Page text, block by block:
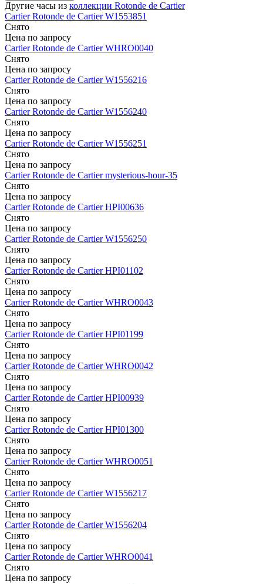
Другие часы из коллекции Rotonde de Cartier
CartierRotonde de CartierW1553851
Снято
Цена по запросу
CartierRotonde de CartierWHRO0040
Снято
Цена по запросу
CartierRotonde de CartierW1556216
Снято
Цена по запросу
CartierRotonde de CartierW1556240
Снято
Цена по запросу
CartierRotonde de CartierW1556251
Снято
Цена по запросу
CartierRotonde de Cartiermysterious-hour-35
Снято
Цена по запросу
CartierRotonde de CartierHPI00636
Снято
Цена по запросу
CartierRotonde de CartierW1556250
Снято
Цена по запросу
CartierRotonde de CartierHPI01102
Снято
Цена по запросу
CartierRotonde de CartierWHRO0043
Снято
Цена по запросу
CartierRotonde de CartierHPI01199
Снято
Цена по запросу
CartierRotonde de CartierWHRO0042
Снято
Цена по запросу
CartierRotonde de CartierHPI00939
Снято
Цена по запросу
CartierRotonde de CartierHPI01300
Снято
Цена по запросу
CartierRotonde de CartierWHRO0051
Снято
Цена по запросу
CartierRotonde de CartierW1556217
Снято
Цена по запросу
CartierRotonde de CartierW1556204
Снято
Цена по запросу
CartierRotonde de CartierWHRO0041
Снято
Цена по запросу